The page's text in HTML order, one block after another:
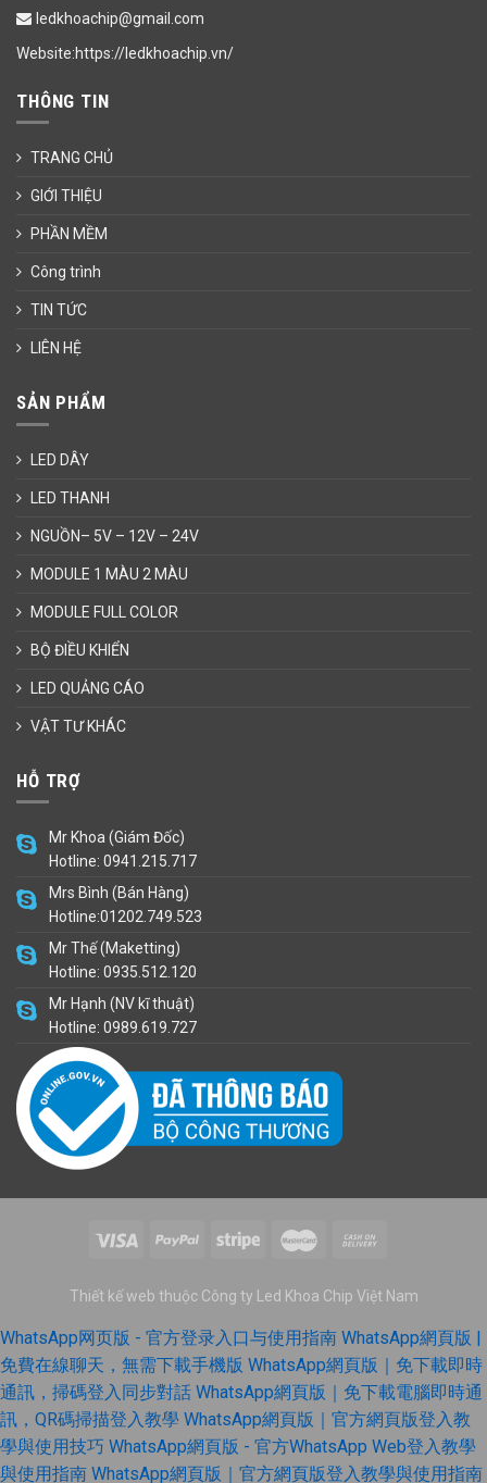
ledkhoachip@gmail.com
Website:https://ledkhoachip.vn/
THÔNG TIN
TRANG CHỦ
GIỚI THIỆU
PHẦN MỀM
Công trình
TIN TỨC
LIÊN HỆ
SẢN PHẨM
LED DÂY
LED THANH
NGUỒN– 5V – 12V – 24V
MODULE 1 MÀU 2 MÀU
MODULE FULL COLOR
BỘ ĐIỀU KHIỂN
LED QUẢNG CÁO
VẬT TƯ KHÁC
HỖ TRỢ
Mr Khoa (Giám Đốc)
Hotline: 0941.215.717
Mrs Bình (Bán Hàng)
Hotline:01202.749.523
Mr Thế (Maketting)
Hotline: 0935.512.120
Mr Hạnh (NV kĩ thuật)
Hotline: 0989.619.727
Thiết kế web thuộc Công ty Led Khoa Chip Việt Nam
WhatsApp网页版 - 官方登录入口与使用指南 WhatsApp網頁版 |
免費在線聊天，無需下載手機版 WhatsApp網頁版｜免下載即時
通訊，掃碼登入同步對話 WhatsApp網頁版｜免下載電腦即時通
訊，QR碼掃描登入教學 WhatsApp網頁版｜官方網頁版登入教
學與使用技巧 WhatsApp網頁版 - 官方WhatsApp Web登入教學
與使用指南 WhatsApp網頁版｜官方網頁版登入教學與使用指南